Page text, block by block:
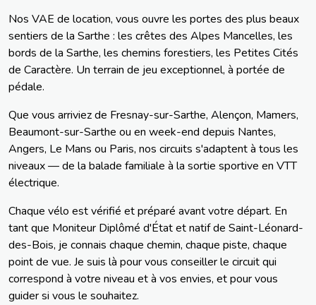
Nos VAE de location, vous ouvre les portes des plus beaux
sentiers de la Sarthe : les crêtes des Alpes Mancelles, les
bords de la Sarthe, les chemins forestiers, les Petites Cités
de Caractère. Un terrain de jeu exceptionnel, à portée de
pédale.
Que vous arriviez de Fresnay-sur-Sarthe, Alençon, Mamers,
Beaumont-sur-Sarthe ou en week-end depuis Nantes,
Angers, Le Mans ou Paris, nos circuits s'adaptent à tous les
niveaux — de la balade familiale à la sortie sportive en VTT
électrique.
Chaque vélo est vérifié et préparé avant votre départ. En
tant que Moniteur Diplômé d'État et natif de Saint-Léonard-
des-Bois, je connais chaque chemin, chaque piste, chaque
point de vue. Je suis là pour vous conseiller le circuit qui
correspond à votre niveau et à vos envies, et pour vous
guider si vous le souhaitez.